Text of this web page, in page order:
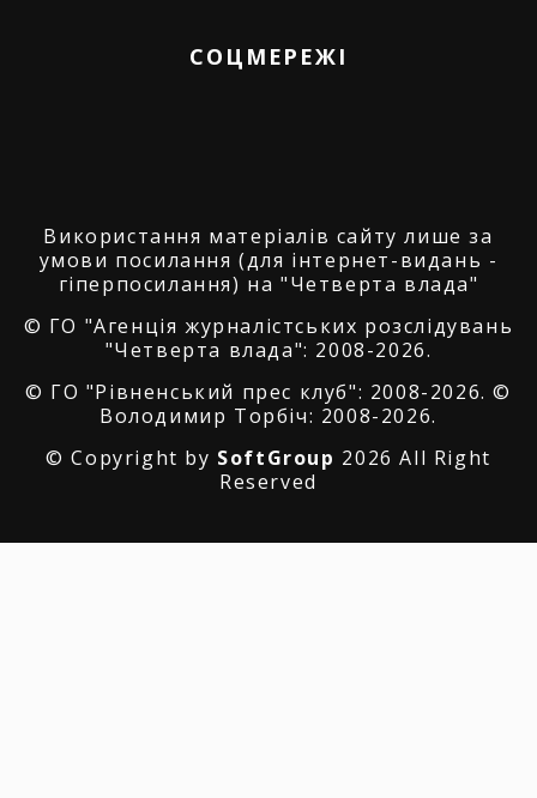
СОЦМЕРЕЖІ
Використання матеріалів сайту лише за
умови посилання (для інтернет-видань -
гіперпосилання) на "Четверта влада"
© ГО "Агенція журналістських розслідувань
"Четверта влада": 2008-2026.
© ГО "Рівненський прес клуб": 2008-2026. ©
Володимир Торбіч: 2008-2026.
© Copyright by SoftGroup 2026 All Right
Reserved